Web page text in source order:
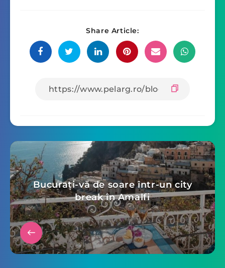
Share Article:
Bucurați-vă de soare într-un city
break în Amalfi